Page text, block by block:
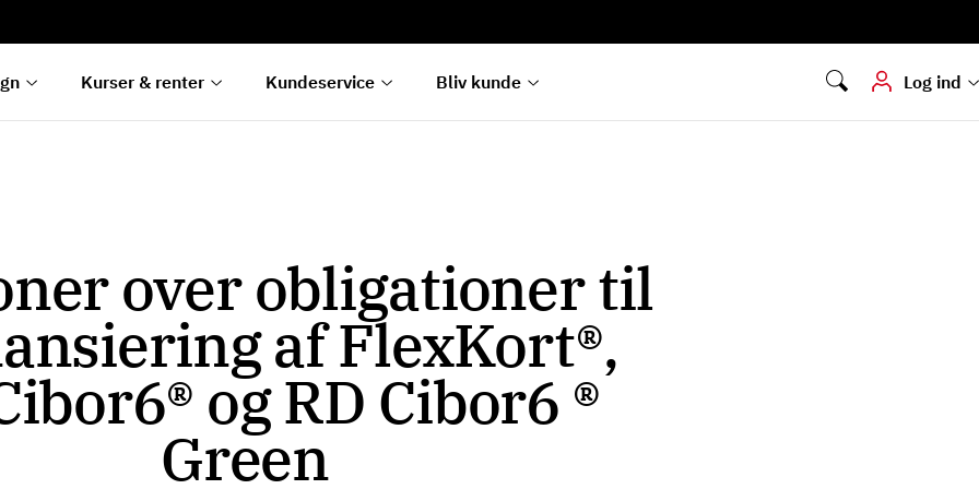
Kurser & renter Kundeservice Bliv kunde Log ind
Hvis du skal
dokumenter digitalt
over obligationer til
af FlexKort®,
og RD Cibor6 ®
Green